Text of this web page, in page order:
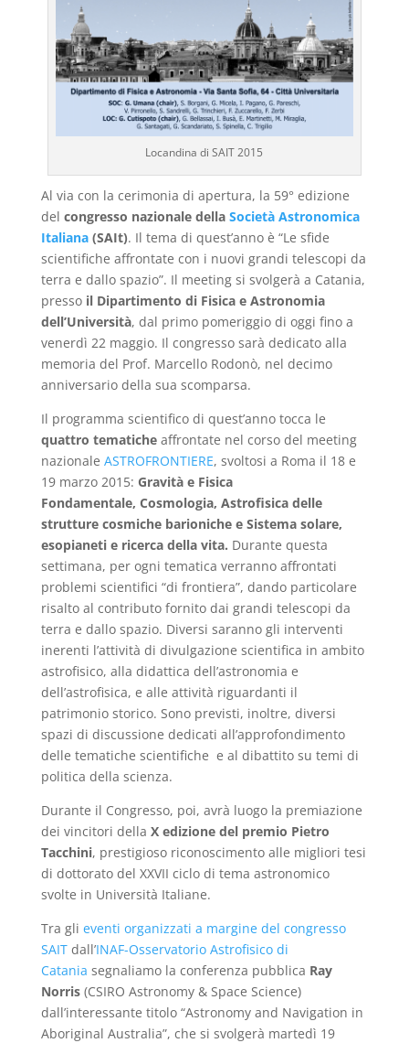
Locandina di SAIT 2015
Al via con la cerimonia di apertura, la 59° edizione
del congresso nazionale della Società Astronomica
Italiana(SAIt). Il tema di quest’anno è “Le sfide
scientifiche affrontate con i nuovi grandi telescopi da
terra e dallo spazio”. Il meeting si svolgerà a Catania,
presso il Dipartimento di Fisica e Astronomia
dell’Università, dal primo pomeriggio di oggi fino a
venerdì 22 maggio. Il congresso sarà dedicato alla
memoria del Prof. Marcello Rodonò, nel decimo
anniversario della sua scomparsa.
Il programma scientifico di quest’anno tocca le
quattro tematicheaffrontate nel corso del meeting
nazionale ASTROFRONTIERE, svoltosi a Roma il 18 e
19 marzo 2015: Gravità e Fisica
Fondamentale, Cosmologia, Astrofisica delle
strutture cosmiche barioniche e Sistema solare,
esopianeti e ricerca della vita. Durante questa
settimana, per ogni tematica verranno affrontati
problemi scientifici “di frontiera”, dando particolare
risalto al contributo fornito dai grandi telescopi da
terra e dallo spazio. Diversi saranno gli interventi
inerenti l’attività di divulgazione scientifica in ambito
astrofisico, alla didattica dell’astronomia e
dell’astrofisica, e alle attività riguardanti il
patrimonio storico. Sono previsti, inoltre, diversi
spazi di discussione dedicati all’approfondimento
delle tematiche scientifiche e al dibattito su temi di
politica della scienza.
Durante il Congresso, poi, avrà luogo la premiazione
dei vincitori della X edizione del premio Pietro
Tacchini, prestigioso riconoscimento alle migliori tesi
di dottorato del XXVII ciclo di tema astronomico
svolte in Università Italiane.
Tra gli eventi organizzati a margine del congresso
SAITdall’INAF-Osservatorio Astrofisico di
Catania segnaliamo la conferenza pubblica Ray
Norris(CSIRO Astronomy & Space Science)
dall’interessante titolo “Astronomy and Navigation in
Aboriginal Australia”, che si svolgerà martedì 19